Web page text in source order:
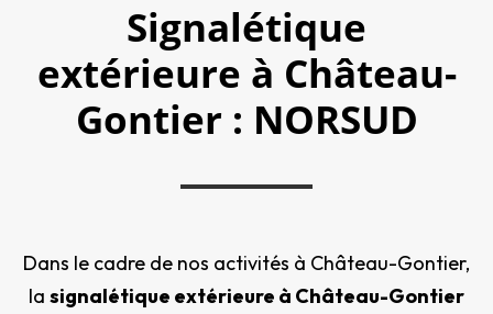
Signalétique
extérieure à Château-
Gontier : NORSUD
Dans le cadre de nos activités à Château-Gontier,
la signalétique extérieure à Château-Gontier